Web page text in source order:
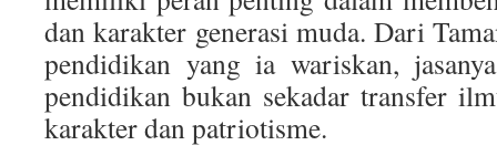
dan karakter generasi muda. Dari
pendidikan yang ia wariskan,
pendidikan bukan sekadar transfer
karakter dan patriotisme.